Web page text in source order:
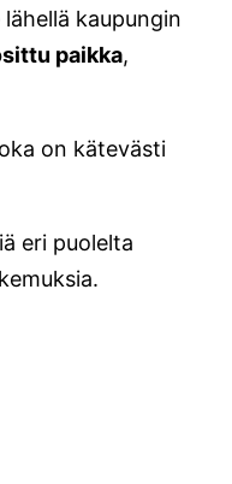
kaupungin
paikka,
on kätevästi
eri puolelta